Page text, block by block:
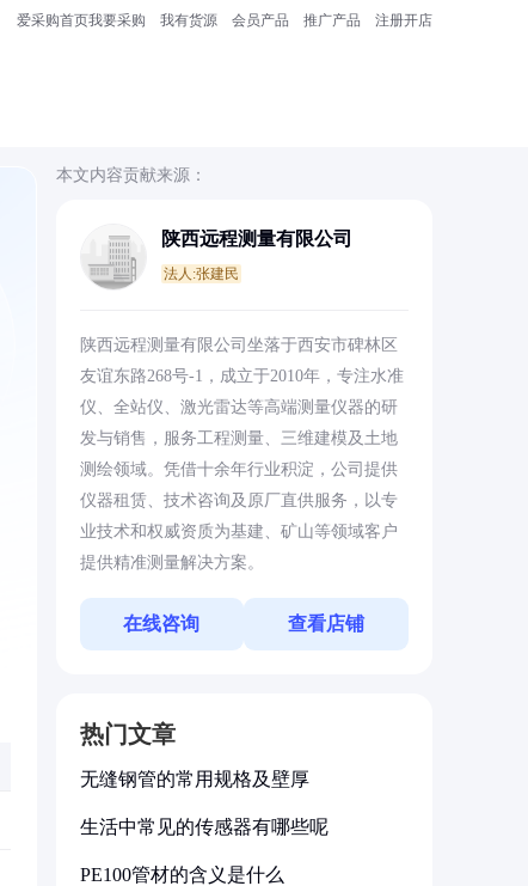
爱采购首页我要采购 我有货源 会员产品 推广产品 注册开店
本文内容贡献来源：
陕西远程测量有限公司
法人:张建民
陕西远程测量有限公司坐落于西安市碑林区
友谊东路268号-1，成立于2010年，专注水准
仪、全站仪、激光雷达等高端测量仪器的研
发与销售，服务工程测量、三维建模及土地
测绘领域。凭借十余年行业积淀，公司提供
仪器租赁、技术咨询及原厂直供服务，以专
业技术和权威资质为基建、矿山等领域客户
提供精准测量解决方案。
在线咨询 查看店铺
热门文章
无缝钢管的常用规格及壁厚
生活中常见的传感器有哪些呢
PE100管材的含义是什么